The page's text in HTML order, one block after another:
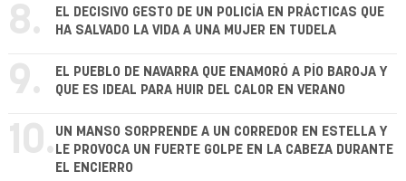
8.
EL DECISIVO GESTO DE UN POLICÍA EN PRÁCTICAS QUE
HA SALVADO LA VIDA A UNA MUJER EN TUDELA
9.
EL PUEBLO DE NAVARRA QUE ENAMORÓ A PÍO BAROJA Y
QUE ES IDEAL PARA HUIR DEL CALOR EN VERANO
10. UN MANSO SORPRENDE A UN CORREDOR EN ESTELLA Y
LE PROVOCA UN FUERTE GOLPE EN LA CABEZA DURANTE
EL ENCIERRO